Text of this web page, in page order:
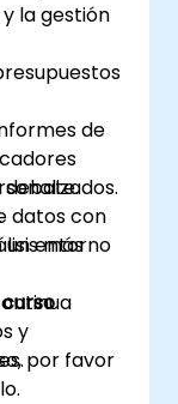
la gestión
de
datos con
más
y
debate.
entorno
por favor